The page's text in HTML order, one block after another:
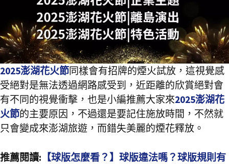
2025澎湖花火節同樣會有招牌的煙火試放，這視覺感
受絕對是無法透過網路感受到，近距離的欣賞絕對會
有不同的視覺衝擊，也是小編推薦大家來2025澎湖花
火節的主要原因，不過還是要記住施放時間，不然就
只會變成來澎湖旅遊，而錯失美麗的煙花釋放。
推薦閱讀: 【球版怎麼看？】球版違法嗎？球版規則有